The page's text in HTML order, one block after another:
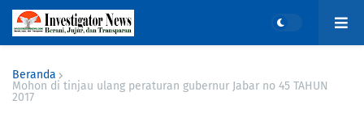
Beranda
Mohon di tinjau ulang peraturan gubernur Jabar no 45 TAHUN
2017